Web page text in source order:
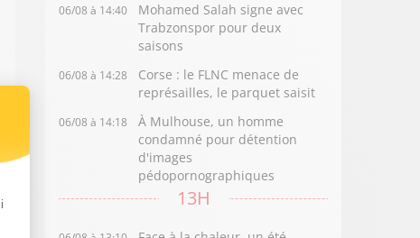
06/08 à 14:40
Mohamed Salah signe avec
Trabzonspor pour deux
saisons
06/08 à 14:28
Corse : le FLNC menace de
représailles, le parquet saisit
06/08 à 14:18
À Mulhouse, un homme
condamné pour détention
d'images
pédopornographiques
13H